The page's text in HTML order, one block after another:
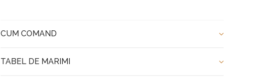
CUM COMAND
TABEL DE MARIMI